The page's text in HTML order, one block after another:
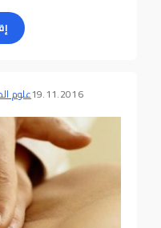
19.11.2016علوم